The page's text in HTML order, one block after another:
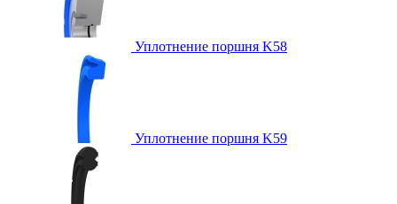
Уплотнение поршня K58
Уплотнение поршня K59